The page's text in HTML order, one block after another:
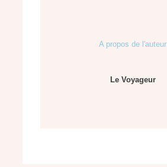
A propos de l'auteur
Le Voyageur